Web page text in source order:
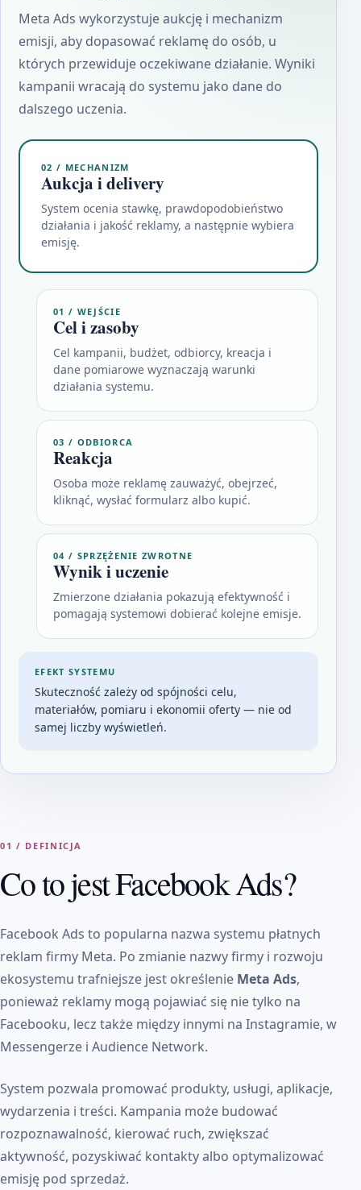
Meta Ads wykorzystuje aukcję i mechanizm
emisji, aby dopasować reklamę do osób, u
których przewiduje oczekiwane działanie. Wyniki
kampanii wracają do systemu jako dane do
dalszego uczenia.
02 / MECHANIZM
Aukcja i delivery
System ocenia stawkę, prawdopodobieństwo
działania i jakość reklamy, a następnie wybiera
emisję.
01 / WEJŚCIE
Cel i zasoby
Cel kampanii, budżet, odbiorcy, kreacja i
dane pomiarowe wyznaczają warunki
działania systemu.
03 / ODBIORCA
Reakcja
Osoba może reklamę zauważyć, obejrzeć,
kliknąć, wysłać formularz albo kupić.
04 / SPRZĘŻENIE ZWROTNE
Wynik i uczenie
Zmierzone działania pokazują efektywność i
pomagają systemowi dobierać kolejne emisje.
EFEKT SYSTEMU
Skuteczność zależy od spójności celu,
materiałów, pomiaru i ekonomii oferty — nie od
samej liczby wyświetleń.
01 / DEFINICJA
Co to jest Facebook Ads?
Facebook Ads to popularna nazwa systemu płatnych
reklam firmy Meta. Po zmianie nazwy firmy i rozwoju
ekosystemu trafniejsze jest określenie Meta Ads,
ponieważ reklamy mogą pojawiać się nie tylko na
Facebooku, lecz także między innymi na Instagramie, w
Messengerze i Audience Network.
System pozwala promować produkty, usługi, aplikacje,
wydarzenia i treści. Kampania może budować
rozpoznawalność, kierować ruch, zwiększać
aktywność, pozyskiwać kontakty albo optymalizować
emisję pod sprzedaż.